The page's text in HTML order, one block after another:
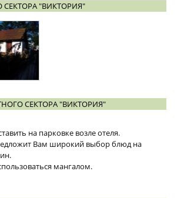
"ВИКТОРИЯ"
СЕКТОРА "ВИКТОРИЯ"
на парковке возле отеля.
Вам широкий выбор блюд на
мангалом.